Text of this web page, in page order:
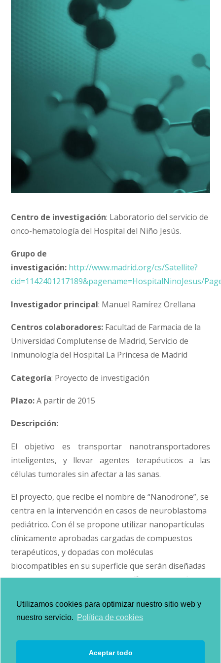
Utilizamos cookies para optimizar nuestro sitio web y
nuestro servicio. Política de cookies
Aceptar todo
Centro de investigación: Laboratorio del servicio de
onco-hematología del Hospital del Niño Jesús.
Grupo de
investigación: http://www.madrid.org/cs/Satellite?
cid=1142401217189&pagename=HospitalNinoJesus/
Investigador principal: Manuel Ramírez Orellana
Centros colaboradores: Facultad de Farmacia de la
Universidad Complutense de Madrid, Servicio de
Inmunología del Hospital La Princesa de Madrid
Categoría: Proyecto de investigación
Plazo:A partir de 2015
Descripción:
El objetivo es transportar nanotransportadores
inteligentes, y llevar agentes terapéuticos a las
células tumorales sin afectar a las sanas.
El proyecto, que recibe el nombre de “Nanodrone”, se
centra en la intervención en casos de neuroblastoma
pediátrico. Con él se propone utilizar nanopartículas
clínicamente aprobadas cargadas de compuestos
terapéuticos, y dopadas con moléculas
biocompatibles en su superficie que serán diseñadas
para reconocer receptores específicos expresados en
nanopartículas, cargadas de agentes terapéuticos,
llegarán selectivamente al tumor provocando su